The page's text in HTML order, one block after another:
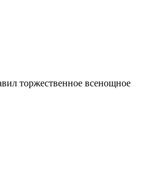
торжественное всенощное